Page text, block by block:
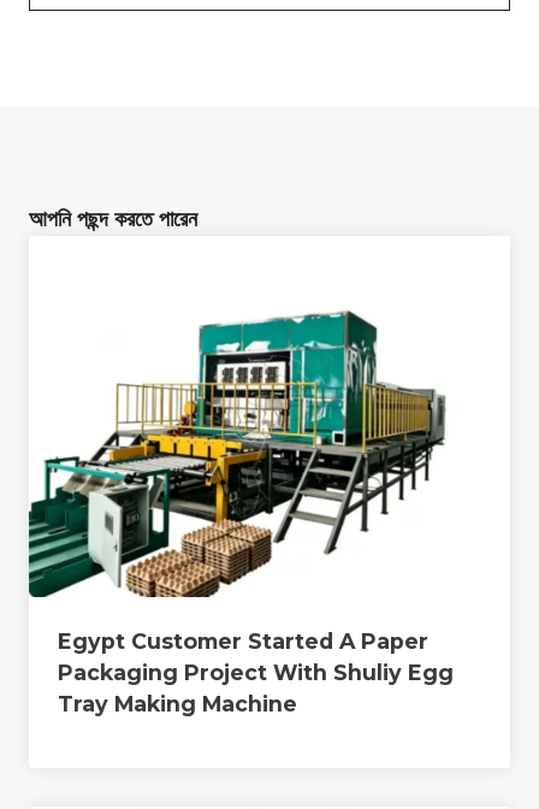
আপনি পছন্দ করতে পারেন
Egypt Customer Started A Paper
Packaging Project With Shuliy Egg
Tray Making Machine